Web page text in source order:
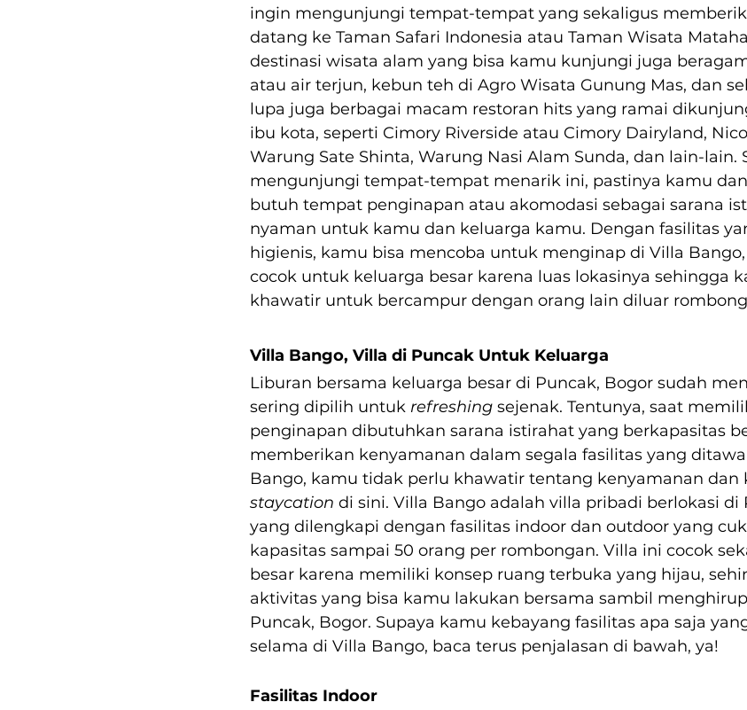
ingin mengunjungi tempat-tempat yang sekaligus
datang ke Taman Safari Indonesia atau Taman Wisata
destinasi wisata alam yang bisa kamu kunjungi juga
atau air terjun, kebun teh di Agro Wisata Gunung Mas, dan
lupa juga berbagai macam restoran hits yang ramai
ibu kota, seperti Cimory Riverside atau Cimory Dairyland,
Warung Sate Shinta, Warung Nasi Alam Sunda, dan lain-lain.
mengunjungi tempat-tempat menarik ini, pastinya kamu
butuh tempat penginapan atau akomodasi sebagai sarana
nyaman untuk kamu dan keluarga kamu. Dengan fasilitas
higienis, kamu bisa mencoba untuk menginap di Villa
cocok untuk keluarga besar karena luas lokasinya sehingga
khawatir untuk bercampur dengan orang lain diluar
Villa Bango, Villa di Puncak Untuk Keluarga
Liburan bersama keluarga besar di Puncak, Bogor sudah
sering dipilih untuk refreshing sejenak. Tentunya, saat
penginapan dibutuhkan sarana istirahat yang berkapasitas
memberikan kenyamanan dalam segala fasilitas yang
Bango, kamu tidak perlu khawatir tentang kenyamanan dan
staycation di sini. Villa Bango adalah villa pribadi berlokasi di
yang dilengkapi dengan fasilitas indoor dan outdoor yang
kapasitas sampai 50 orang per rombongan. Villa ini cocok
besar karena memiliki konsep ruang terbuka yang hijau,
aktivitas yang bisa kamu lakukan bersama sambil
Puncak, Bogor. Supaya kamu kebayang fasilitas apa saja
selama di Villa Bango, baca terus penjalasan di bawah, ya!
Fasilitas Indoor